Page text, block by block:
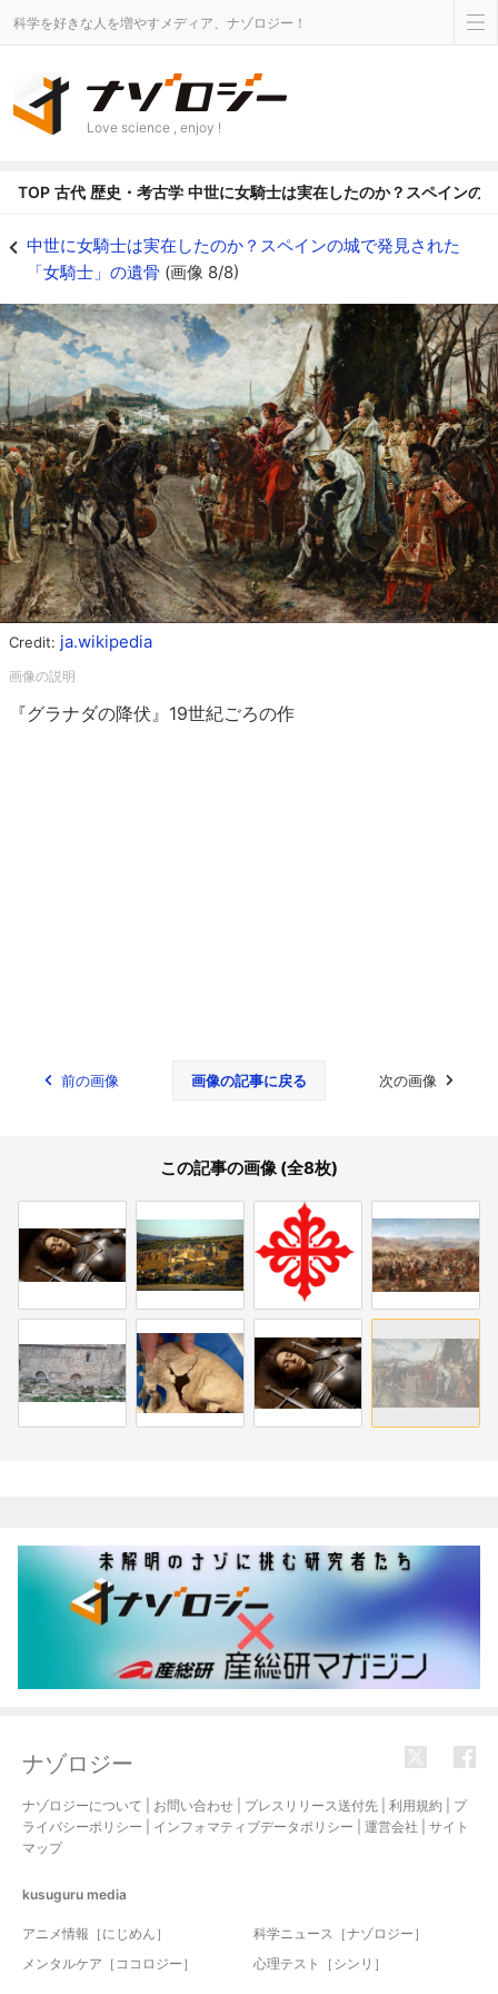
科学を好きな人を増やすメディア、ナゾロジー！
Love science , enjoy !
TOP 古代 歴史・考古学 中世に女騎士は実在したのか？スペインの
中世に女騎士は実在したのか？スペインの城で発見された
「女騎士」の遺骨 (画像 8/8)
Credit: ja.wikipedia
『グラナダの降伏』19世紀ごろの作
前の画像 画像の記事に戻る 次の画像
この記事の画像 (全8枚)
ナゾロジー
ナゾロジーについて お問い合わせ プレスリリース送付先 利用規約
プ
ライバシーポリシー
インフォマティブデータポリシー 運営会社
サイト
マップ
kusuguru media
アニメ情報［にじめん］
科学ニュース［ナゾロジー］
メンタルケア［ココロジー］
心理テスト［シンリ］